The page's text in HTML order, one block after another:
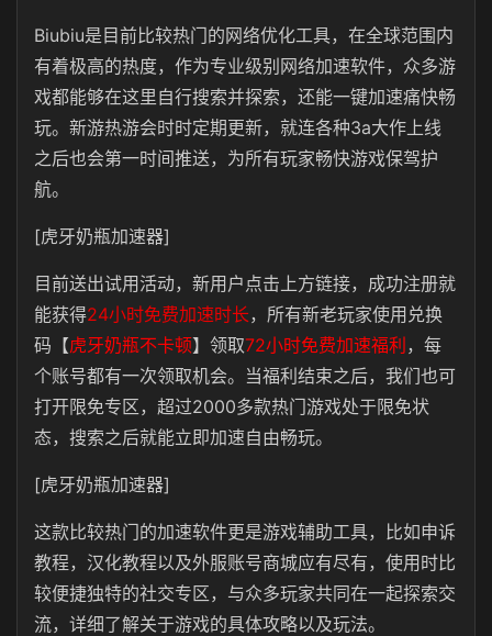
Biubiu是目前比较热门的网络优化工具，在全球范围内
有着极高的热度，作为专业级别网络加速软件，众多游
戏都能够在这里自行搜索并探索，还能一键加速痛快畅
玩。新游热游会时时定期更新，就连各种3a大作上线
之后也会第一时间推送，为所有玩家畅快游戏保驾护
航。
[虎牙奶瓶加速器]
目前送出试用活动，新用户点击上方链接，成功注册就
能获得24小时免费加速时长 ，所有新老玩家使用兑换
码【虎牙奶瓶不卡顿】领取72小时免费加速福利 ，每
个账号都有一次领取机会。当福利结束之后，我们也可
打开限免专区，超过2000多款热门游戏处于限免状
态，搜索之后就能立即加速自由畅玩。
[虎牙奶瓶加速器]
这款比较热门的加速软件更是游戏辅助工具，比如申诉
教程，汉化教程以及外服账号商城应有尽有，使用时比
较便捷独特的社交专区，与众多玩家共同在一起探索交
流，详细了解关于游戏的具体攻略以及玩法。